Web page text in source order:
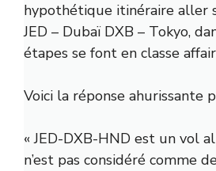
hypothétique itinéraire aller
JED – Dubaï DXB – Tokyo,
étapes se font en classe
Voici la réponse ahurissante
« JED-DXB-HND est un vol
n’est pas considéré comme